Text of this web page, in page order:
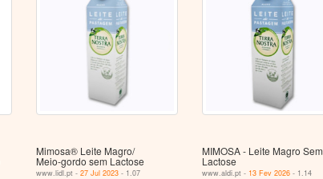
Mimosa® Leite Magro/
Meio‑gordo sem Lactose
www.lidl.pt - 27 Jul 2023- 1.07
MIMOSA - Leite Magro Sem
Lactose
www.aldi.pt - 13 Fev 2026- 1.14